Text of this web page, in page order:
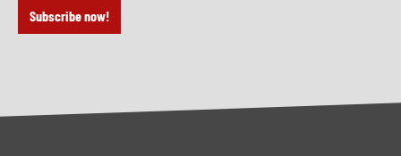
Subscribe now!